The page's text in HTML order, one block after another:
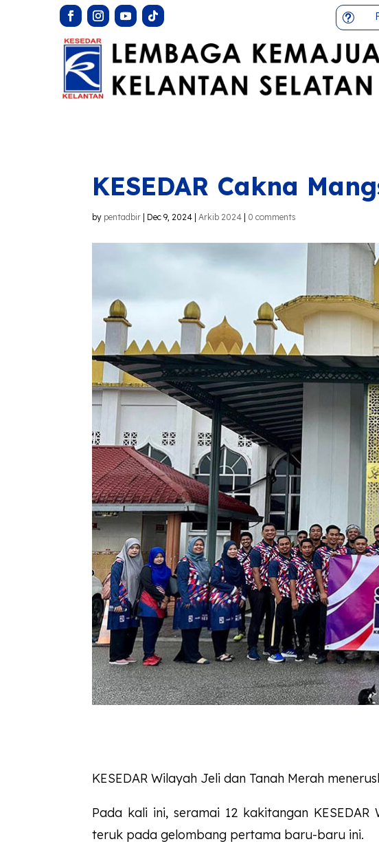
t
KESEDAR Cakna
by pentadbir Dec 9, 2024 |Arkib 2024 0 comments
KESEDAR Wilayah Jeli dan Tanah Merah
Pada kali ini, seramai 12 kakitangan KESEDAR
teruk pada gelombang pertama baru-baru ini.